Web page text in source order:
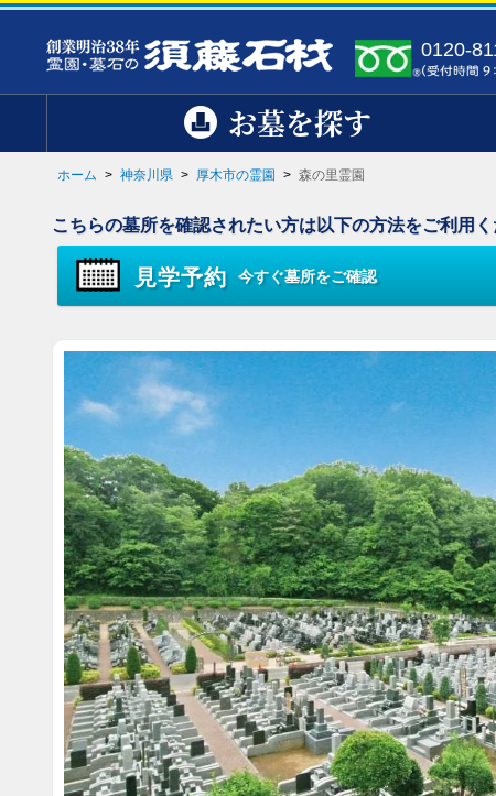
0120-
お墓を探す
ホーム > 神奈川県 > 厚木市の霊園 > 森の里霊園
こちらの墓所を確認されたい方は以下の方法をご利用
見学予約 今すぐ墓所をご確認